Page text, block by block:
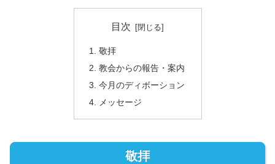
目次
敬拝
教会からの報告・案内
今月のディボーション
メッセージ
敬拝